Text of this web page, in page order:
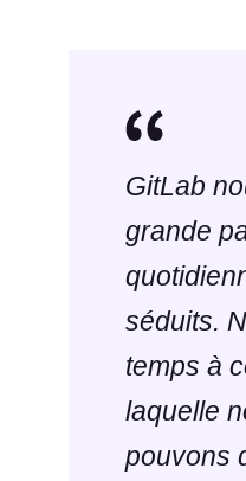
GitLab
grande
séduits.
temps à
laquelle
pouvons